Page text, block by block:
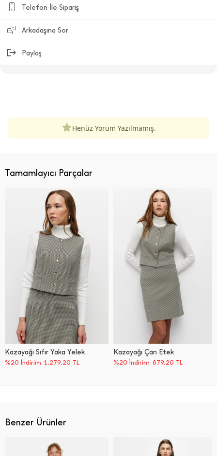
Telefon İle Sipariş
Arkadaşına Sor
Paylaş
Henüz Yorum Yazılmamış.
Benzer Ürünler
Tamamlayıcı Parçalar
Kazayağı Sıfır Yaka Yelek
%20 İndirim 1.279,20 TL
Kazayağı Çan Etek
%20 İndirim 879,20 TL